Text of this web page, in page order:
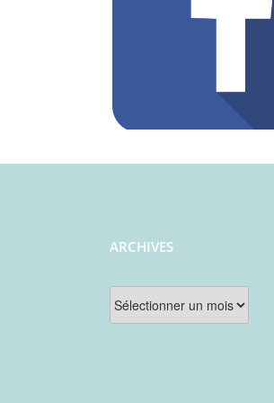
ARCHIVES
Archives